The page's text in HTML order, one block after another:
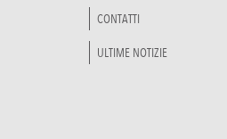
CONTATTI
ULTIME NOTIZIE